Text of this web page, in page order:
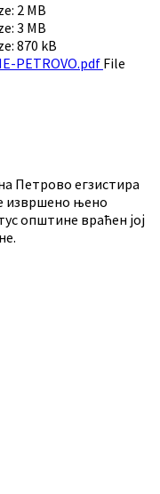
2 MB
3 MB
870 kB
PETROVO.pdf File
Петрово егзистира
извршено њено
општине враћен јој